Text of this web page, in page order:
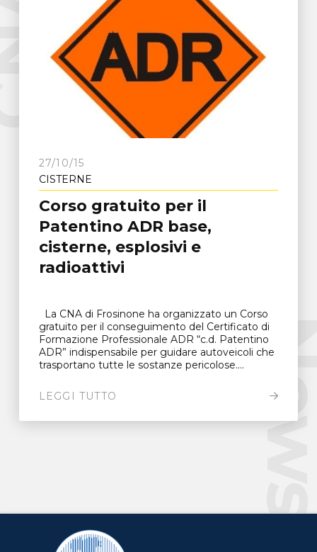
27/10/15
CISTERNE
Corso gratuito per il
Patentino ADR base,
cisterne, esplosivi e
radioattivi
La CNA di Frosinone ha organizzato un Corso
gratuito per il conseguimento del Certificato di
Formazione Professionale ADR “c.d. Patentino
ADR” indispensabile per guidare autoveicoli che
trasportano tutte le sostanze pericolose....
LEGGI TUTTO